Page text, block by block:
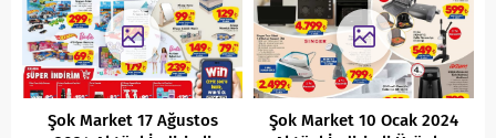
Şok Market 17 Ağustos
Şok Market 10 Ocak 2024